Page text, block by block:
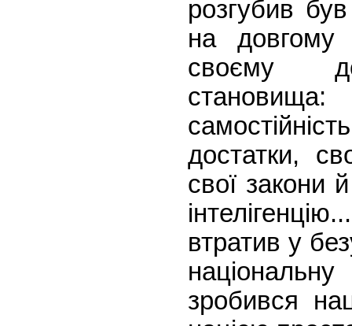
розгубив
на
своєму
достатки,
свої закони
втратив у
зробився